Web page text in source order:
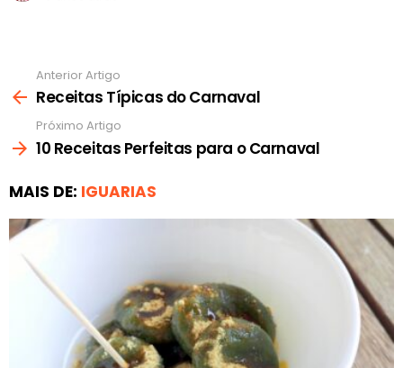
mais
Anterior Artigo
Receitas Típicas do Carnaval
Próximo Artigo
10 Receitas Perfeitas para o Carnaval
MAIS DE: IGUARIAS